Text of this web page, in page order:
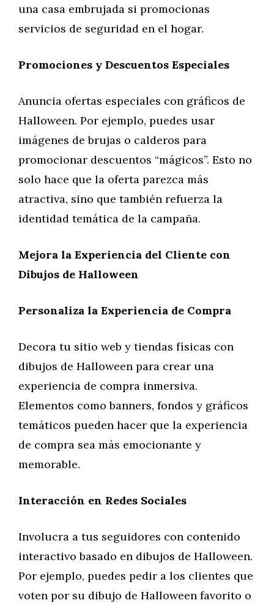
una casa embrujada si promocionas
servicios de seguridad en el hogar.
Promociones y Descuentos Especiales
Anuncia ofertas especiales con gráficos de
Halloween. Por ejemplo, puedes usar
imágenes de brujas o calderos para
promocionar descuentos “mágicos”. Esto no
solo hace que la oferta parezca más
atractiva, sino que también refuerza la
identidad temática de la campaña.
Mejora la Experiencia del Cliente con
Dibujos de Halloween
Personaliza la Experiencia de Compra
Decora tu sitio web y tiendas físicas con
dibujos de Halloween para crear una
experiencia de compra inmersiva.
Elementos como banners, fondos y gráficos
temáticos pueden hacer que la experiencia
de compra sea más emocionante y
memorable.
Interacción en Redes Sociales
Involucra a tus seguidores con contenido
interactivo basado en dibujos de Halloween.
Por ejemplo, puedes pedir a los clientes que
voten por su dibujo de Halloween favorito o